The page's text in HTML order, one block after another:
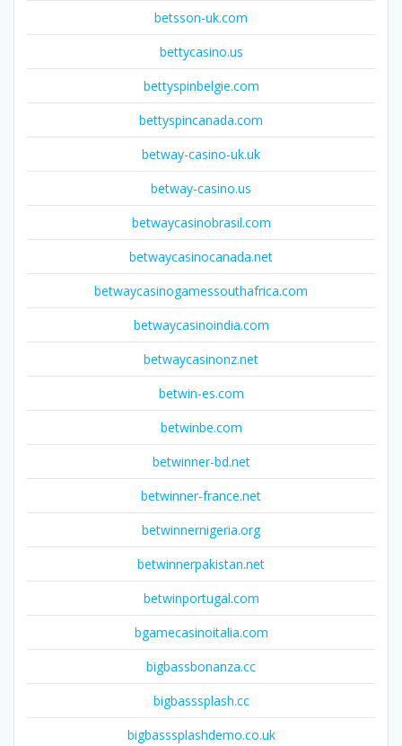
betsson-uk.com
bettycasino.us
bettyspinbelgie.com
bettyspincanada.com
betway-casino-uk.uk
betway-casino.us
betwaycasinobrasil.com
betwaycasinocanada.net
betwaycasinogamessouthafrica.com
betwaycasinoindia.com
betwaycasinonz.net
betwin-es.com
betwinbe.com
betwinner-bd.net
betwinner-france.net
betwinnernigeria.org
betwinnerpakistan.net
betwinportugal.com
bgamecasinoitalia.com
bigbassbonanza.cc
bigbasssplash.cc
bigbasssplashdemo.co.uk